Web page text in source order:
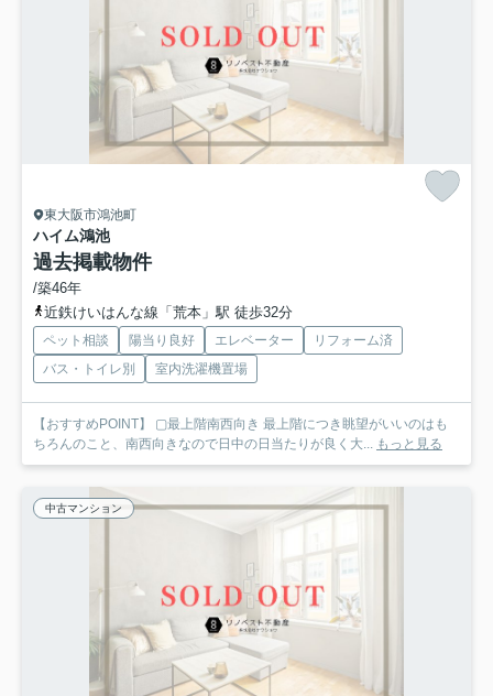
東大阪市鴻池町
ハイム鴻池
過去掲載物件
/築46年
近鉄けいはんな線「荒本」駅 徒歩32分
ペット相談 陽当り良好 エレベーター
リフォーム済
バス・トイレ別
室内洗濯機置場
【おすすめPOINT】 ▢最上階南西向き 最上階につき眺望がいいのはも
ちろんのこと、南西向きなので日中の日当たりが良く大... もっと見る
中古マンション